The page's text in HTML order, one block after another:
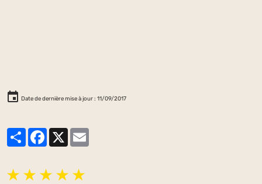
Date de dernière mise à jour : 11/09/2017
PartagerFacebook
★ ★ ★ ★ ★